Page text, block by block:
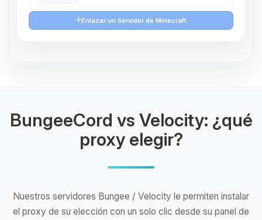
Enlazar un Servidor de Minecraft
BungeeCord vs Velocity: ¿qué
proxy elegir?
Nuestros servidores Bungee / Velocity le permiten instalar
el proxy de su elección con un solo clic desde su panel de